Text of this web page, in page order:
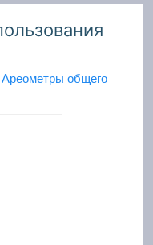
Ареометры общего